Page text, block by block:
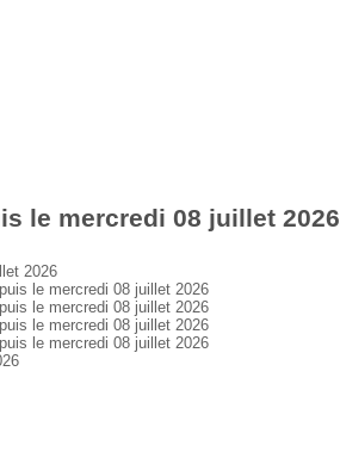
le mercredi 08 juillet 2026
2026
le mercredi 08 juillet 2026
le mercredi 08 juillet 2026
le mercredi 08 juillet 2026
le mercredi 08 juillet 2026